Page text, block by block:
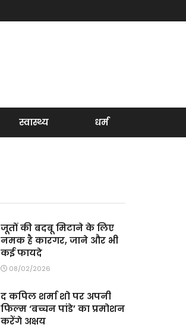
स्वास्थ्य धर्म
जूतों की बदबू मिटाने के लिए
नमक है कारगर, जाने और भी
कई फायदे
08/02/2026
द कपिल शर्मा शो पर अपनी
फिल्म ‘बच्चन पांडे’ का प्रमोशन
करेंगे अक्षय